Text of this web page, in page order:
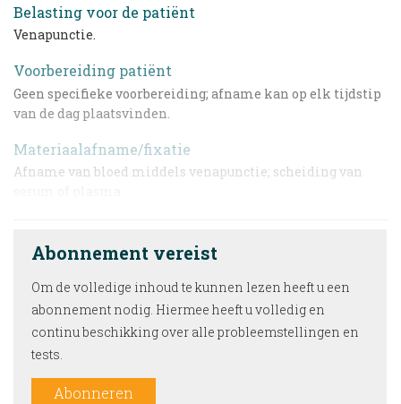
Belasting voor de patiënt
Venapunctie.
Voorbereiding patiënt
Geen specifieke voorbereiding; afname kan op elk tijdstip
van de dag plaatsvinden.
Materiaalafname/fixatie
Afname van bloed middels venapunctie; scheiding van
Abonnement vereist
Om de volledige inhoud te kunnen lezen heeft u een
abonnement nodig. Hiermee heeft u volledig en
continu beschikking over alle probleemstellingen en
tests.
Abonneren